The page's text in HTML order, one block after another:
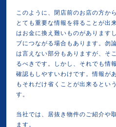
このように、閉店前のお店の方か
とても重要な情報を得ることが出
はお金に換え難いものがあります
ブにつながる場合もあります。勿
は言えない部分もありますが、そ
るべきです。しかし、それでも情
確認もしやすいわけです。情報が
もそれだけ省くことが出来るとい
す。
当社では、居抜き物件のご紹介や
ます。